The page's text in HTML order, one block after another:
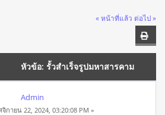
« หน้าที่แล้ว ต่อไป »
หัวข้อ: รั้วสําเร็จรูปมหาสารคาม
เร็จรูป รั้วบ้าน (อ่าน 9997 ครั้ง)
Admin
กายน 22, 2024, 03:20:08 PM »